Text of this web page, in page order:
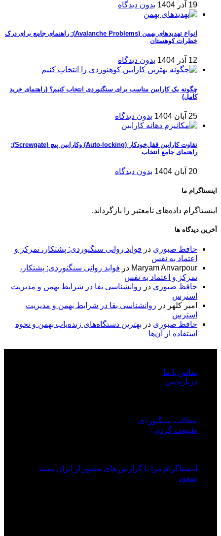
19 آذر 1404 بدون دیدگاه
انواع تهدیدهای بهمن (Avalanche Problems): راهنمای جامع برای درک
خطرات کوهستان
12 آذر 1404 بدون دیدگاه
چگونه یک کارابین مناسب برای سنگنوردی انتخاب کنیم؟ (راهنمای خرید
کامل)
25 آبان 1404 بدون دیدگاه
تفاوت کارابین قفل‌خودکار (Auto-locking) وکارابین پیچ (Screwgate):
راهنمای جامع انتخاب
20 آبان 1404 بدون دیدگاه
اینستاگرام ما
اینستاگرام داده‌های نامعتبر را بازگرداند.
آخرین دیدگاه ها
حافظ صبوری در فواید روانی سنگنوردی: پشتکار، تمرکز و
اعتماد به نفس
Maryam Anvarpour در فواید روانی سنگنوردی: پشتکار،
تمرکز و اعتماد به نفس
حافظ صبوری در روانشناسی بقا در شرایط بهمن و مدیریت
استرس
امیر کلهر در روانشناسی بقا در شرایط بهمن و مدیریت
استرس
حافظ صبوری در بهترین دستگاه‌های زنده‌یاب بهمن و نحوه
استفاده از آن‌ها
تماس با ما
درباره من
مطالب سنگنوردی
طبیعت گردی
اینستاگرام مرا با گزارش های مصور از ایران ببینید
صعود